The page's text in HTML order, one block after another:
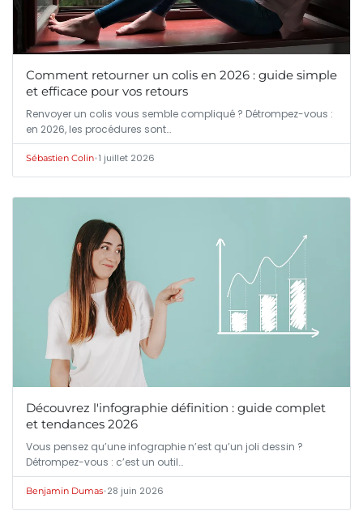
Comment retourner un colis en 2026 : guide simple
et efficace pour vos retours
Renvoyer un colis vous semble compliqué ? Détrompez-vous :
en 2026, les procédures sont…
Sébastien Colin•1 juillet 2026
Découvrez l'infographie définition : guide complet
et tendances 2026
Vous pensez qu’une infographie n’est qu’un joli dessin ?
Détrompez-vous : c’est un outil…
Benjamin Dumas•28 juin 2026